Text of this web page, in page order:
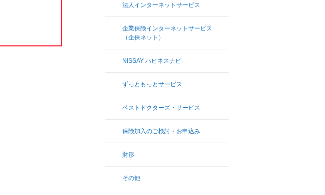
法人インターネットサービス
企業保険インターネットサービス
（企保ネット）
NISSAY ハピネスナビ
ずっともっとサービス
ベストドクターズ・サービス
保険加入のご検討・お申込み
財形
その他